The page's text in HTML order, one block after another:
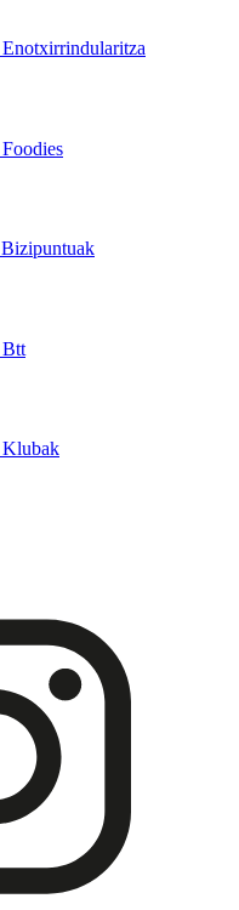
Enotxirrindularitza
Foodies
Bizipuntuak
Btt
Klubak